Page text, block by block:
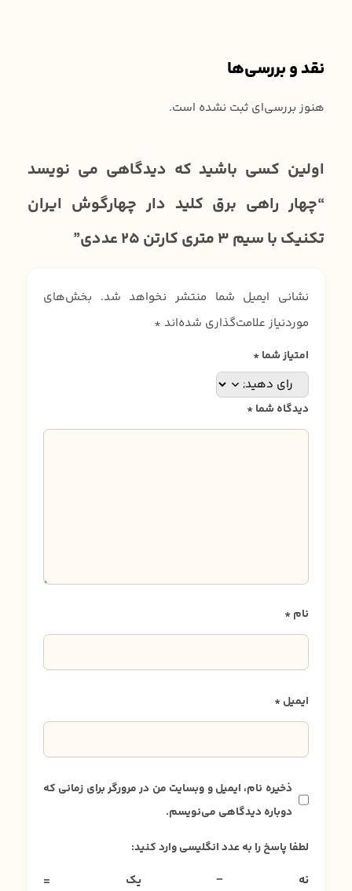
نقد و بررسی‌ها
هنوز بررسی‌ای ثبت نشده است.
اولین کسی باشید که دیدگاهی می نویسد
“چهار راهی برق کلید دار چهارگوش ایران
تکنیک با سیم 3 متری کارتن 25 عددی”
نشانی ایمیل شما منتشر نخواهد شد. بخش‌های
موردنیاز علامت‌گذاری شده‌اند *
امتیاز شما*
دیدگاه شما*
نام*
ایمیل*
ذخیره نام، ایمیل و وبسایت من در مرورگر برای زمانی که
دوباره دیدگاهی می‌نویسم.
لطفا پاسخ را به عدد انگلیسی وارد کنید:
نه − یک =